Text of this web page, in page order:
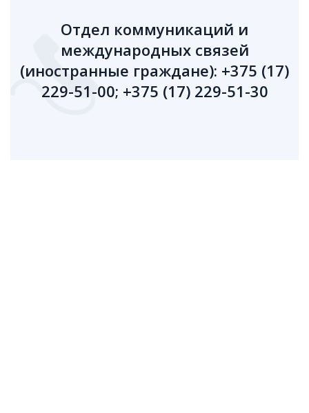
Отдел коммуникаций и
международных связей
(иностранные граждане): +375 (17)
229-51-00; +375 (17) 229-51-30